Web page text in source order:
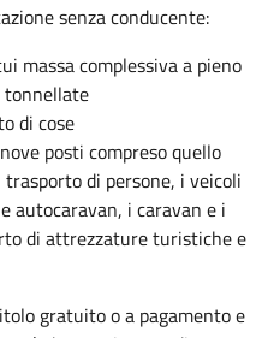
senza conducente:
massa complessiva a pieno
tonnellate
di cose
posti compreso quello
di persone, i veicoli
autocaravan, i caravan e i
di attrezzature turistiche e
gratuito o a pagamento e